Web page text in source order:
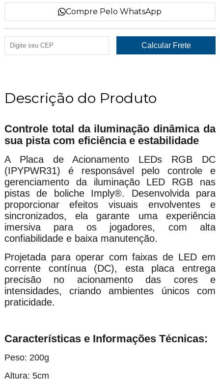
Compre Pelo WhatsApp
Descrição do Produto
Controle total da iluminação dinâmica da
sua pista com eficiência e estabilidade
A Placa de Acionamento LEDs RGB DC
(IPYPWR31) é responsável pelo controle e
gerenciamento da iluminação LED RGB nas
pistas de boliche Imply®. Desenvolvida para
proporcionar efeitos visuais envolventes e
sincronizados, ela garante uma experiência
imersiva para os jogadores, com alta
confiabilidade e baixa manutenção.
Projetada para operar com faixas de LED em
corrente contínua (DC), esta placa entrega
precisão no acionamento das cores e
intensidades, criando ambientes únicos com
praticidade.
Características e Informações Técnicas:
Peso: 200g
Altura: 5cm